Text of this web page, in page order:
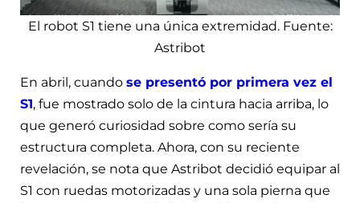
El robot S1 tiene una única extremidad. Fuente:
Astribot
En abril, cuando se presentó por primera vez el
S1, fue mostrado solo de la cintura hacia arriba, lo
que generó curiosidad sobre como sería su
estructura completa. Ahora, con su reciente
revelación, se nota que Astribot decidió equipar al
S1 con ruedas motorizadas y una sola pierna que